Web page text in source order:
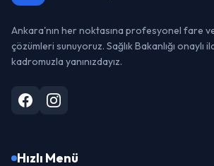
Ankara'nın her noktasına profesyonel fare
çözümleri sunuyoruz. Sağlık Bakanlığı onaylı
kadromuzla yanınızdayız.
Hızlı Menü